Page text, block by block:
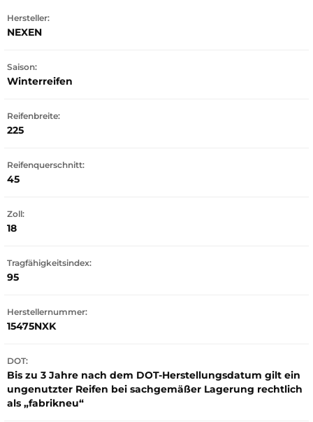
Hersteller:
NEXEN
Saison:
Winterreifen
Reifenbreite:
225
Reifenquerschnitt:
45
Zoll:
18
Tragfähigkeitsindex:
95
Herstellernummer:
15475NXK
DOT:
Bis zu 3 Jahre nach dem DOT-Herstellungsdatum gilt ein
ungenutzter Reifen bei sachgemäßer Lagerung rechtlich
als „fabrikneu“